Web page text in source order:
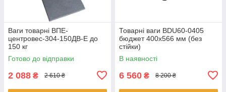
Ваги товарні ВПЕ-
центровес-304-150ДВ-Е до
150 кг
Готово до відправки
2 088 ₴ 2 610 ₴
Товарні ваги BDU60-0405
бюджет 400х566 мм (без
стійки)
В наявності
6 560 ₴ 8 200 ₴